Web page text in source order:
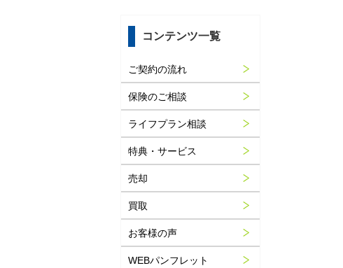
コンテンツ一覧
ご契約の流れ
保険のご相談
ライフプラン相談
特典・サービス
売却
買取
お客様の声
WEBパンフレット